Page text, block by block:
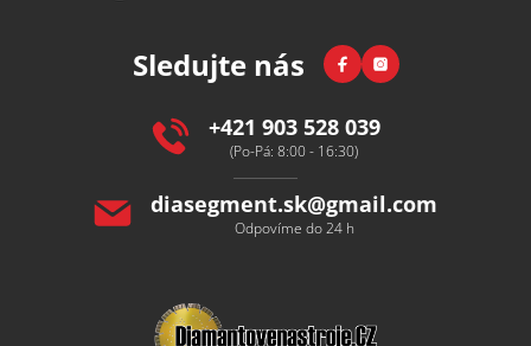
Sledujte nás FacebookInstagram
+421 903 528 039
(Po-Pá: 8:00 - 16:30)
diasegment.sk@gmail.com
Odpovíme do 24 h